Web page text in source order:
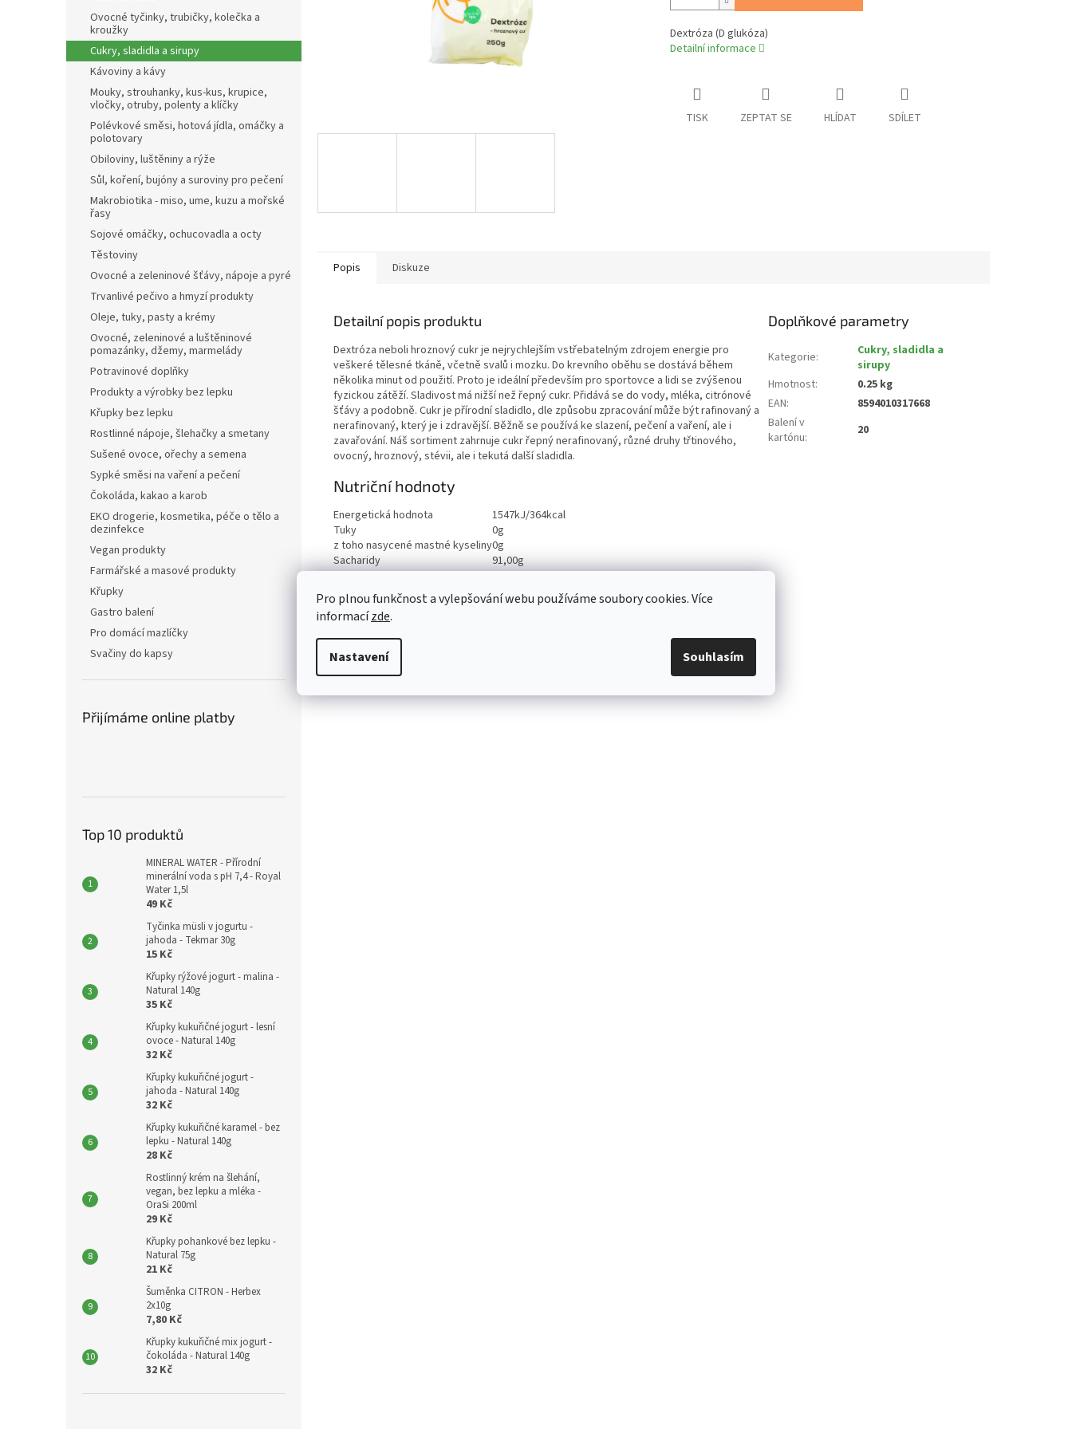
Pro plnou funkčnost a vylepšování webu používáme soubory cookies. Více
informacízde.
Nastavení Souhlasím
l
Ovocné tyčinky, trubičky, kolečka a
kroužky
Cukry, sladidla a sirupy
Kávoviny a kávy
Mouky, strouhanky, kus-kus, krupice,
vločky, otruby, polenty a klíčky
Polévkové směsi, hotová jídla, omáčky a
polotovary
Obiloviny, luštěniny a rýže
Sůl, koření, bujóny a suroviny pro pečení
Makrobiotika - miso, ume, kuzu a mořské
řasy
Sojové omáčky, ochucovadla a octy
Těstoviny
Ovocné a zeleninové šťávy, nápoje a pyré
Trvanlivé pečivo a hmyzí produkty
Oleje, tuky, pasty a krémy
Ovocné, zeleninové a luštěninové
pomazánky, džemy, marmelády
Potravinové doplňky
Produkty a výrobky bez lepku
Křupky bez lepku
Rostlinné nápoje, šlehačky a smetany
Sušené ovoce, ořechy a semena
Sypké směsi na vaření a pečení
Čokoláda, kakao a karob
EKO drogerie, kosmetika, péče o tělo a
dezinfekce
Vegan produkty
Farmářské a masové produkty
Křupky
Gastro balení
Pro domácí mazlíčky
Svačiny do kapsy
Přijímáme online platby
Top 10 produktů
MINERAL WATER - Přírodní
minerální voda s pH 7,4 - Royal
Water 1,5l
49 Kč
Tyčinka müsli v jogurtu -
jahoda - Tekmar 30g
15 Kč
Křupky rýžové jogurt - malina -
Natural 140g
35 Kč
Křupky kukuřičné jogurt - lesní
ovoce - Natural 140g
32 Kč
Křupky kukuřičné jogurt -
jahoda - Natural 140g
32 Kč
Křupky kukuřičné karamel - bez
lepku - Natural 140g
28 Kč
Rostlinný krém na šlehání,
vegan, bez lepku a mléka -
OraSi 200ml
29 Kč
Křupky pohankové bez lepku -
Natural 75g
21 Kč
Šuměnka CITRON - Herbex
2x10g
7,80 Kč
Křupky kukuřičné mix jogurt -
čokoláda - Natural 140g
32 Kč
Dextróza (D glukóza)
Detailní informace
TISK ZEPTAT SE HLÍDAT SDÍLET
Popis Diskuze
Detailní popis produktu
Dextróza neboli hroznový cukr je nejrychlejším vstřebatelným zdrojem energie pro
veškeré tělesné tkáně, včetně svalů i mozku. Do krevního oběhu se dostává během
několika minut od použití. Proto je ideální především pro sportovce a lidi se zvýšenou
fyzickou zátěží. Sladivost má nižší než řepný cukr. Přidává se do vody, mléka, citrónové
šťávy a podobně. Cukr je přírodní sladidlo, dle způsobu zpracování může být rafinovaný a
nerafinovaný, který je i zdravější. Běžně se používá ke slazení, pečení a vaření, ale i
zavařování. Náš sortiment zahrnuje cukr řepný nerafinovaný, různé druhy třtinového,
ovocný, hroznový, stévii, ale i tekutá další sladidla.
Nutriční hodnoty
Energetická hodnota
1547kJ/364kcal
Tuky
0g
z toho nasycené mastné kyseliny0g
Sacharidy
91,00g
z toho cukry
91,00g
Vláknina
Bílkoviny
0g
Sůl
Doplňkové parametry
Kategorie:
Cukry, sladidla a
sirupy
Hmotnost:
0.25 kg
EAN:
8594010317668
Balení v
kartónu: 20